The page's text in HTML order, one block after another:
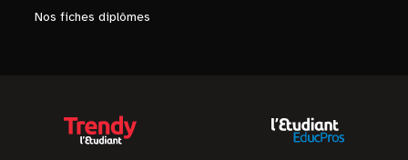
Nos fiches diplômes